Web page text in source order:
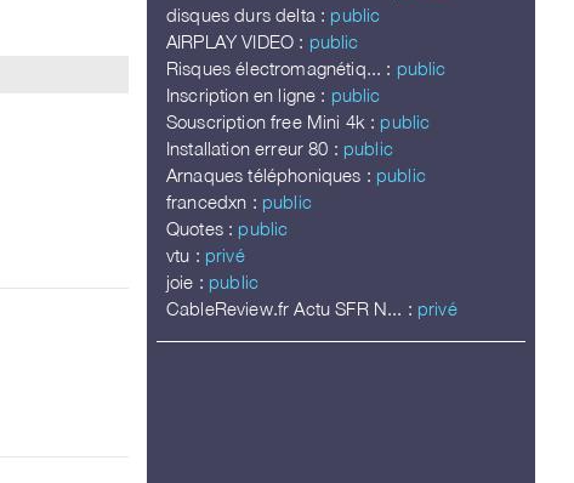
disques durs delta : public
AIRPLAY VIDEO : public
Risques électromagnétiq... : public
Inscription en ligne : public
Souscription free Mini 4k : public
Installation erreur 80 : public
Arnaques téléphoniques : public
francedxn : public
Quotes : public
vtu : privé
joie : public
CableReview.fr Actu SFR N... : privé